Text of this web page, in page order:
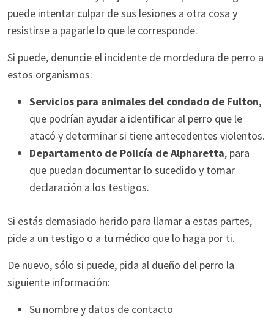
puede intentar culpar de sus lesiones a otra cosa y
resistirse a pagarle lo que le corresponde.
Si puede, denuncie el incidente de mordedura de perro a
estos organismos:
Servicios para animales del condado de Fulton,
que podrían ayudar a identificar al perro que le
atacó y determinar si tiene antecedentes violentos.
Departamento de Policía de Alpharetta, para
que puedan documentar lo sucedido y tomar
declaración a los testigos.
Si estás demasiado herido para llamar a estas partes,
pide a un testigo o a tu médico que lo haga por ti.
De nuevo, sólo si puede, pida al dueño del perro la
siguiente información:
Su nombre y datos de contacto